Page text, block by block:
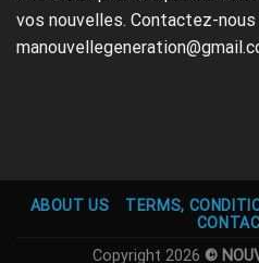
vos nouvelles. Contactez-
ABOUT US
TERMS,
Copyright 2026 ©